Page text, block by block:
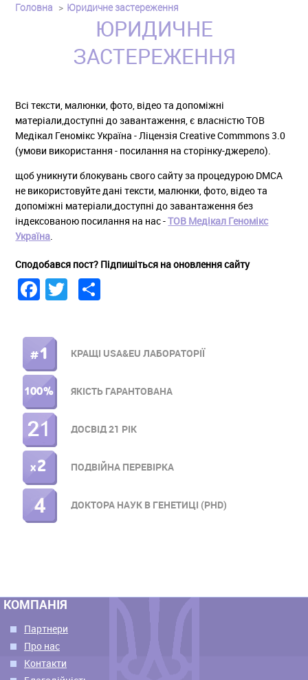
Головна Юридичне застереження
ЮРИДИЧНЕ
ЗАСТЕРЕЖЕННЯ
Всі тексти, малюнки, фото, відео та допоміжні
матеріали,доступні до завантаження, є власністю ТОВ
Медікал Геномікс Україна - Ліцензія Creative Commmons 3.0
(умови використання - посилання на сторінку-джерело).
щоб уникнути блокувань свого сайту за процедурою DMCA
не використовуйте дані тексти, малюнки, фото, відео та
допоміжні матеріали,доступні до завантаження без
індексованою посилання на нас -ТОВ Медікал Геномікс
Україна.
Сподобався пост? Підпишіться на оновлення сайту
Facebook
Twitter
ПРАВОЕ
МЕНЮ
КРАЩІ USA&EU ЛАБОРАТОРІЇ
ЯКІСТЬ ГАРАНТОВАНА
ДОСВІД 21 РІК
ПОДВІЙНА ПЕРЕВІРКА
ДОКТОРА НАУК В ГЕНЕТИЦІ (PHD)
КОМПАНІЯ
Партнери
Про нас
Контакти